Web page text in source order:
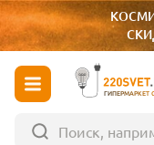
ГИПЕРМАРКЕТ